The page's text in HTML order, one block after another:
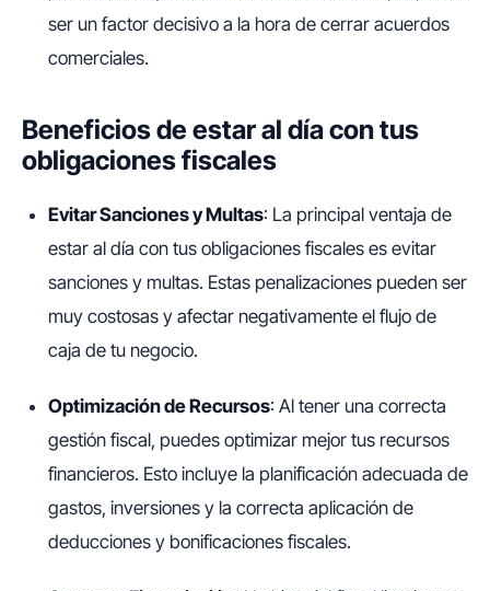
ser un factor decisivo a la hora de cerrar acuerdos
comerciales.
Beneficios de estar al día con tus
obligaciones fiscales
Evitar Sanciones y Multas: La principal ventaja de
estar al día con tus obligaciones fiscales es evitar
sanciones y multas. Estas penalizaciones pueden ser
muy costosas y afectar negativamente el flujo de
caja de tu negocio.
Optimización de Recursos: Al tener una correcta
gestión fiscal, puedes optimizar mejor tus recursos
financieros. Esto incluye la planificación adecuada de
gastos, inversiones y la correcta aplicación de
deducciones y bonificaciones fiscales.